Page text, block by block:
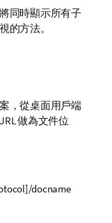
同時顯示所有子
的方法。
，從桌面用戶端
做為文件位
docname